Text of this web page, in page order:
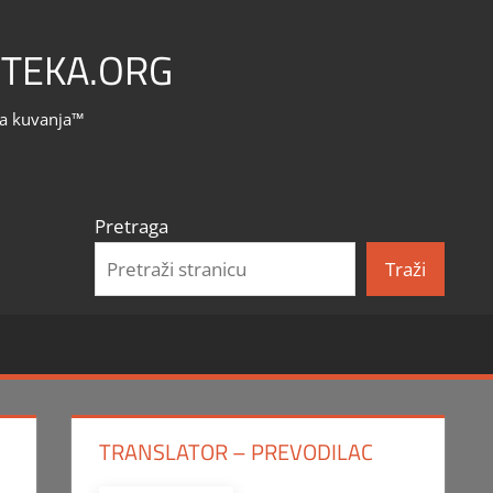
kuvanja™
Pretraga
Traži
TRANSLATOR – PREVODILAC